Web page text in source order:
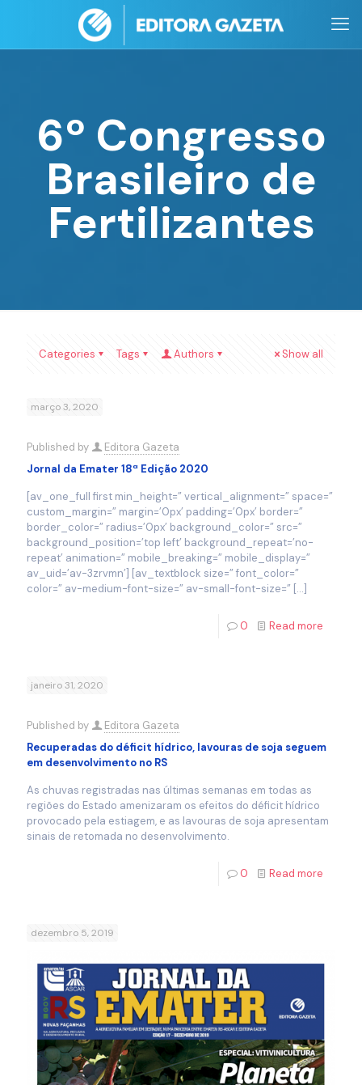
6º Congresso
Brasileiro de
Fertilizantes
Categories Tags Authors Show all
março 3, 2020
Published by
Editora Gazeta
Jornal da Emater 18ª Edição 2020
[av_one_full first min_height=” vertical_alignment=” space=”
custom_margin=” margin=’0px’ padding=’0px’ border=”
border_color=” radius=’0px’ background_color=” src=”
background_position=’top left’ background_repeat=’no-
repeat’ animation=” mobile_breaking=” mobile_display=”
av_uid=’av-3zrvmn’] [av_textblock size=” font_color=”
color=” av-medium-font-size=” av-small-font-size=” […]
0 Read more
janeiro 31, 2020
Published by
Editora Gazeta
Recuperadas do déficit hídrico, lavouras de soja seguem
em desenvolvimento no RS
As chuvas registradas nas últimas semanas em todas as
regiões do Estado amenizaram os efeitos do déficit hídrico
provocado pela estiagem, e as lavouras de soja apresentam
sinais de retomada no desenvolvimento.
0 Read more
dezembro 5, 2019